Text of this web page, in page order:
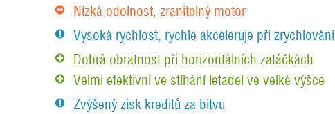
Nízká odolnost, zranitelný motor
Vysoká rychlost, rychle akceleruje při zrychlování
Dobrá obratnost při horizontálních zatáčkách
Velmi efektivní ve stíhání letadel ve velké výšce
Zvýšený zisk kreditů za bitvu